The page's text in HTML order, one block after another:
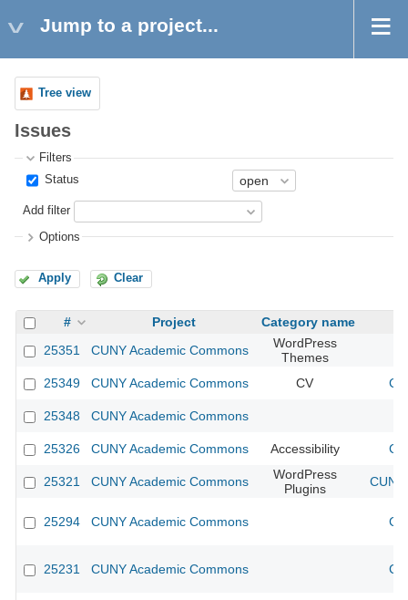
Jump to a project...
Tree view
Issues
Filters
Status
Add filter
Options
Apply Clear
# Project
Category name
25351
CUNY Academic Commons
WordPress
Themes
25349
CUNY Academic Commons CV
25348 CUNY Academic Commons
25326 CUNY Academic Commons Accessibility
25321 CUNY Academic Commons
WordPress
Plugins
25294 CUNY Academic Commons
25231 CUNY Academic Commons